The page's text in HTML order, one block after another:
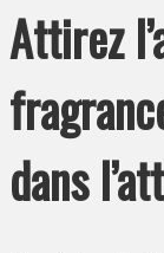
Attirez
dans